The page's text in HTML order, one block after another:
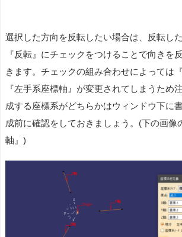
選択した方向を反転したい場合は、反転し
『反転』にチェックをつけることで向きを
きます。チェックの組み合わせによっては
『左手系座標軸』が変更されてしまうため
成する座標系がどちらかはウィンドウ下に
成前に確認をしておきましょう。(下の画像
軸』)